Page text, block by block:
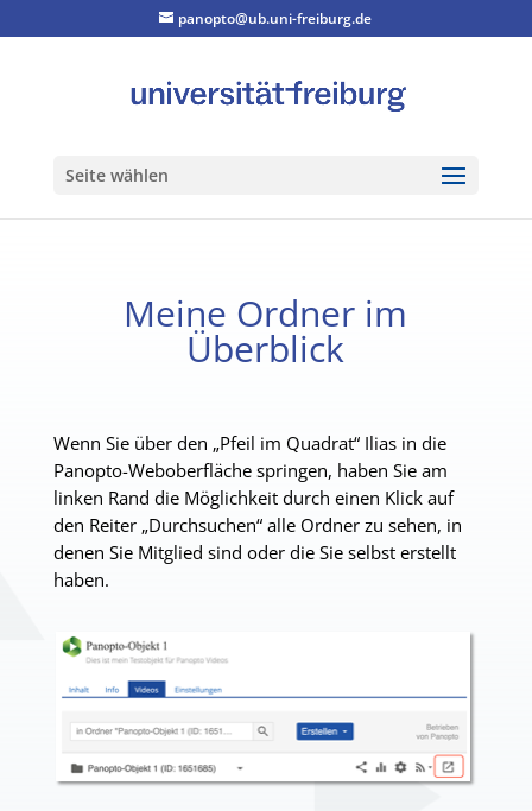
panopto@ub.uni-freiburg.de
Seite wählen
Meine Ordner im
Überblick
Wenn Sie über den „Pfeil im Quadrat“ Ilias in die
Panopto-Weboberfläche springen, haben Sie am
linken Rand die Möglichkeit durch einen Klick auf
den Reiter „Durchsuchen“ alle Ordner zu sehen, in
denen Sie Mitglied sind oder die Sie selbst erstellt
haben.